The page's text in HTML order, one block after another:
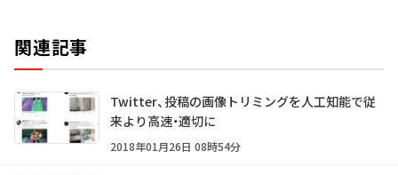
関連記事
Twitter、投稿の画像トリミングを人工知能で従
来より高速・適切に
2018年01月26日 08時54分